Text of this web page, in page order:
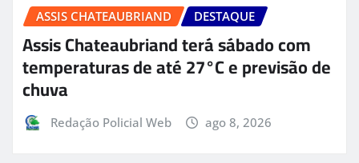
ASSIS CHATEAUBRIAND DESTAQUE
Assis Chateaubriand terá sábado com
temperaturas de até 27°C e previsão de
chuva
Redação Policial Web ago 8, 2026